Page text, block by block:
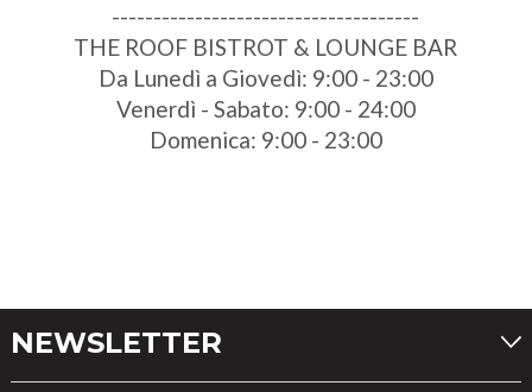
-------------------------------------
THE ROOF BISTROT & LOUNGE BAR
Da Lunedì a Giovedì: 9:00 - 23:00
Venerdì - Sabato: 9:00 - 24:00
Domenica: 9:00 - 23:00
NEWSLETTER